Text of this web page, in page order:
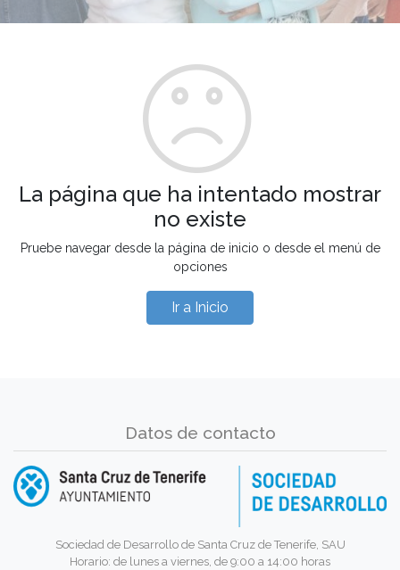
La página que ha intentado mostrar
no existe
Pruebe navegar desde la página de inicio o desde el menú de
opciones
Ir a Inicio
Datos de contacto
Sociedad de Desarrollo de Santa Cruz de Tenerife, SAU
Horario: de lunes a viernes, de 9:00 a 14:00 horas